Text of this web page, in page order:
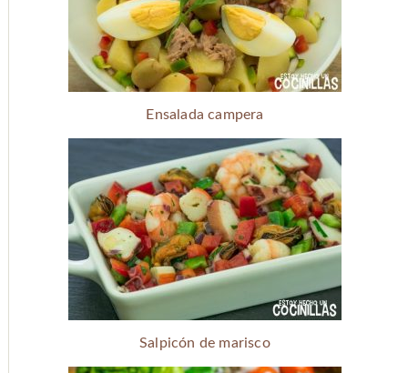
Ensalada campera
Salpicón de marisco